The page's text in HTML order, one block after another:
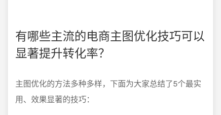
有哪些主流的电商主图优化技巧可以
显著提升转化率？
主图优化的方法多种多样，下面为大家总结了5个最实
用、效果显著的技巧：